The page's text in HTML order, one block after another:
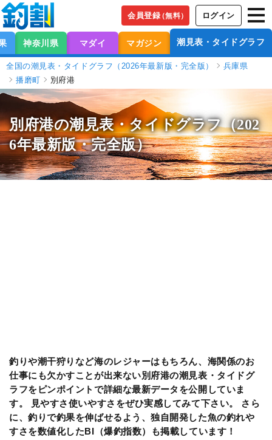
会員登録（無料） ログイン
神奈川県 マダイ マガジン 潮見表・タイドグラフ
全国の潮見表・タイドグラフ（2026年最新版・完全版）
兵庫県
播磨町
別府港
別府港の潮見表・タイドグラフ（202
6年最新版・完全版）
釣りや潮干狩りなど海のレジャーはもちろん、海関係のお
仕事にも欠かすことが出来ない別府港の潮見表・タイドグ
ラフをピンポイントで詳細な最新データを公開していま
す。 見やすさ使いやすさをぜひ実感してみて下さい。 さら
に、釣りで釣果を伸ばせるよう、独自開発した魚の釣れや
すさを数値化したBI（爆釣指数）も掲載しています！